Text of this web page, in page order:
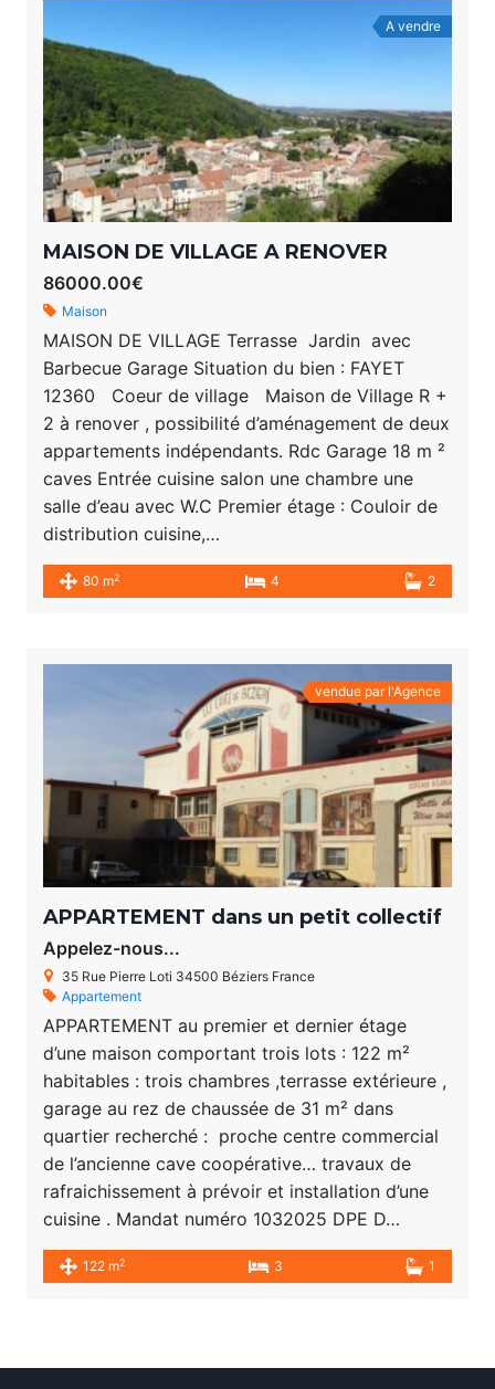
A vendre
MAISON DE VILLAGE A RENOVER
86000.00€
Maison
MAISON DE VILLAGE Terrasse Jardin avec
Barbecue Garage Situation du bien : FAYET
12360 Coeur de village Maison de Village R +
2 à renover , possibilité d’aménagement de deux
appartements indépendants. Rdc Garage 18 m ²
caves Entrée cuisine salon une chambre une
salle d’eau avec W.C Premier étage : Couloir de
distribution cuisine,…
80 m2 4 2
vendue par l'Agence
APPARTEMENT dans un petit collectif
Appelez-nous...
35 Rue Pierre Loti 34500 Béziers France
Appartement
APPARTEMENT au premier et dernier étage
d’une maison comportant trois lots : 122 m²
habitables : trois chambres ,terrasse extérieure ,
garage au rez de chaussée de 31 m² dans
quartier recherché : proche centre commercial
de l’ancienne cave coopérative… travaux de
rafraichissement à prévoir et installation d’une
cuisine . Mandat numéro 1032025 DPE D…
122 m2 3 1